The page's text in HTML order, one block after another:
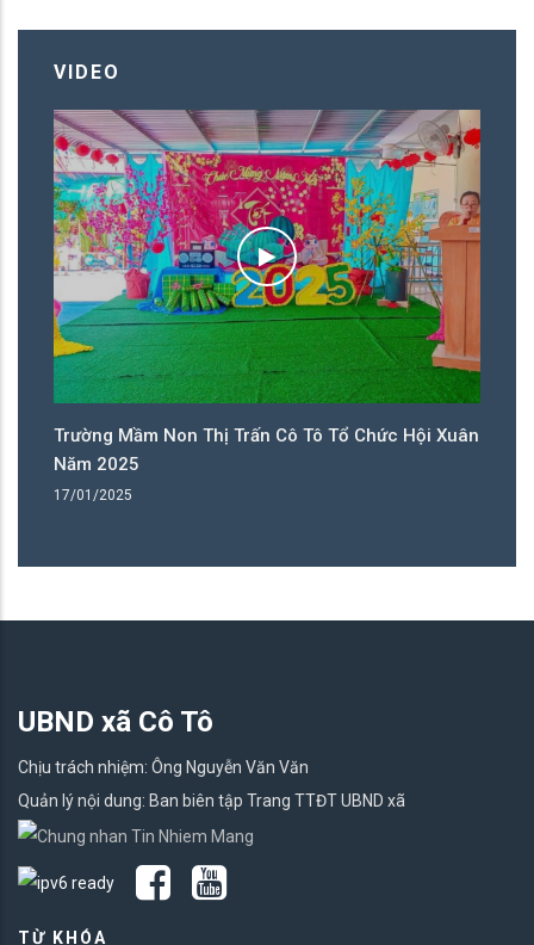
VIDEO
Trường Mầm Non Thị Trấn Cô Tô Tổ Chức Hội Xuân
Năm 2025
17/01/2025
UBND xã Cô Tô
Chịu trách nhiệm: Ông Nguyễn Văn Văn
Quản lý nội dung: Ban biên tập Trang TTĐT UBND xã
TỪ KHÓA